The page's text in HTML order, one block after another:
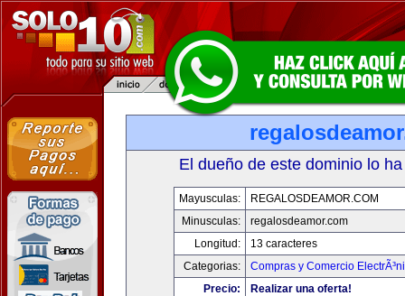
El dueño de este dominio lo
Mayusculas:
REGALOSDEAMOR.COM
Minusculas:
regalosdeamor.com
Longitud:
13 caracteres
Categorias:
Compras y Comercio
Precio:
Realizar una oferta!